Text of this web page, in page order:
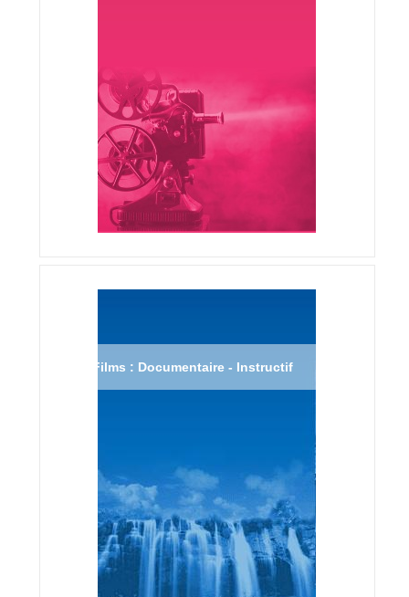
Films : Documentaire - Instructif